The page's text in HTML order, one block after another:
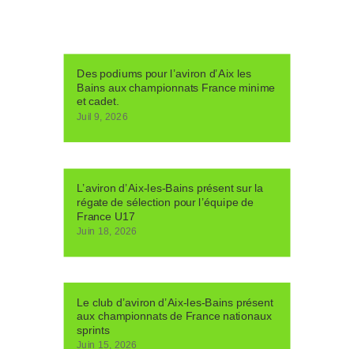
Des podiums pour l’aviron d’Aix les
Bains aux championnats France minime
et cadet.
Juil 9, 2026
L’aviron d’Aix-les-Bains présent sur la
régate de sélection pour l’équipe de
France U17
Juin 18, 2026
Le club d’aviron d’Aix-les-Bains présent
aux championnats de France nationaux
sprints
Juin 15, 2026